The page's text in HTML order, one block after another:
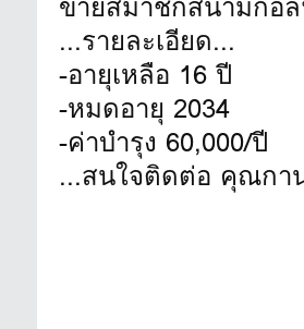
...รายละเอียด...
-อายุเหลือ 16 ปี
-หมดอายุ 2034
-ค่าบำรุง 60,000/ปี
...สนใจติดต่อ คุณกา